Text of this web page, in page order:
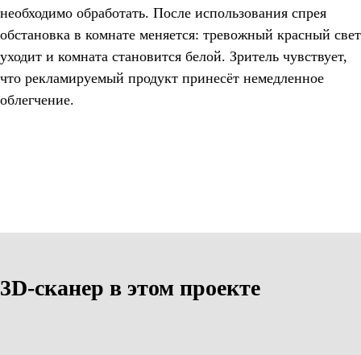
необходимо обработать. После использования спрея
обстановка в комнате меняется: тревожный красный свет
уходит и комната становится белой. Зритель чувствует,
что рекламируемый продукт принесёт немедленное
облегчение.
3D-сканер в этом проекте